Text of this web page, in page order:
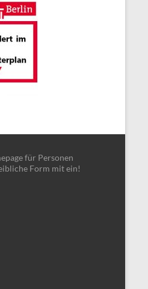
für Personen
Form mit ein!